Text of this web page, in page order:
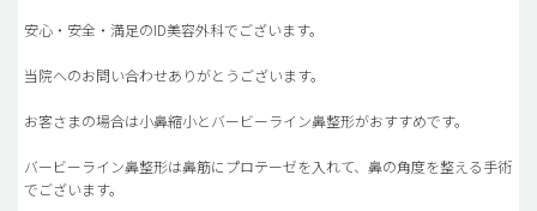
安全整形
料金一覧
安心・安全・満足のID美容外科でございます。
当院へのお問い合わせありがとうございます。
お客さまの場合は小鼻縮小とバービーライン鼻整形がおすすめです。
バービーライン鼻整形は鼻筋にプロテーゼを入れて、鼻の角度を整える手術
でございます。